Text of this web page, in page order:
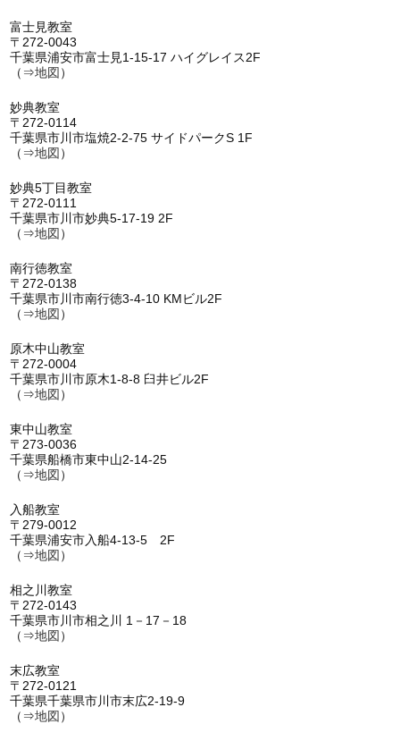
富士見教室
〒272-0043
千葉県浦安市富士見1-15-17 ハイグレイス2F
（⇒地図 ）
妙典教室
〒272-0114
千葉県市川市塩焼2-2-75 サイドパークS 1F
（⇒地図 ）
妙典5丁目教室
〒272-0111
千葉県市川市妙典5-17-19 2F
（⇒地図 ）
南行徳教室
〒272-0138
千葉県市川市南行徳3-4-10 KMビル2F
（⇒地図 ）
原木中山教室
〒272-0004
千葉県市川市原木1-8-8 臼井ビル2F
（⇒地図 ）
東中山教室
〒273-0036
千葉県船橋市東中山2-14-25
（⇒地図 ）
入船教室
〒279-0012
千葉県浦安市入船4-13-5 2F
（⇒地図 ）
相之川教室
〒272-0143
千葉県市川市相之川 1－17－18
（⇒地図 ）
末広教室
〒272-0121
千葉県千葉県市川市末広2-19-9
（⇒地図 ）